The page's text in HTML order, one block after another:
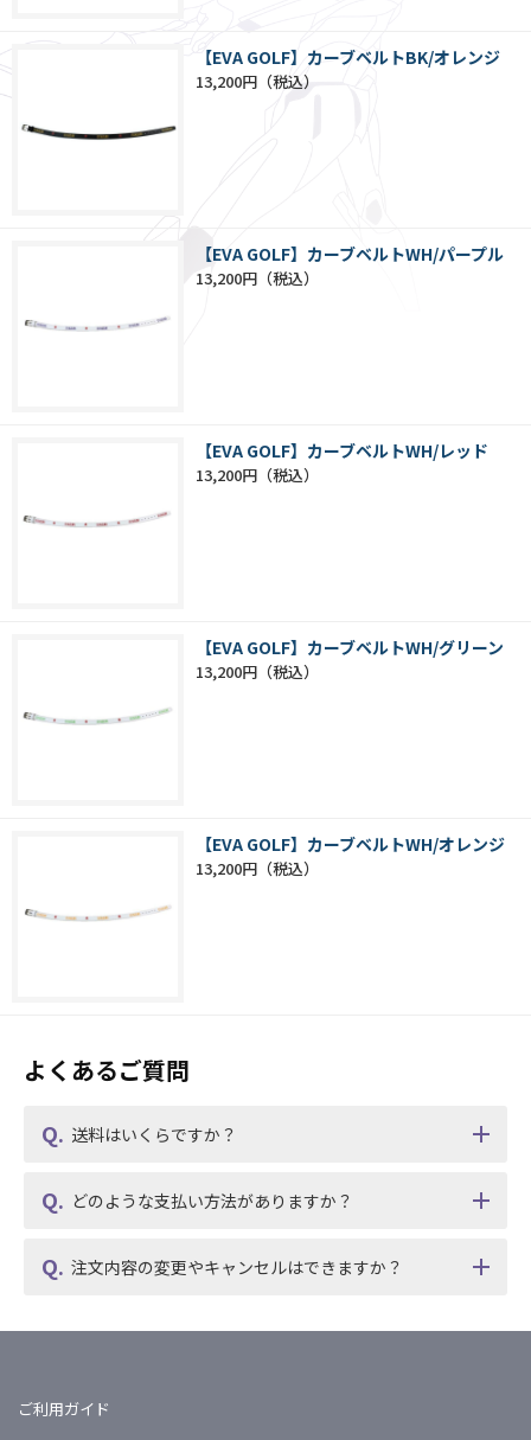
【EVA GOLF】カーブベルトBK/オレンジ
13,200円
【EVA GOLF】カーブベルトWH/パープル
13,200円
【EVA GOLF】カーブベルトWH/レッド
13,200円
【EVA GOLF】カーブベルトWH/グリーン
13,200円
【EVA GOLF】カーブベルトWH/オレンジ
13,200円
よくあるご質問
送料はいくらですか？
どのような支払い方法がありますか？
注文内容の変更やキャンセルはできますか？
ご利用ガイド